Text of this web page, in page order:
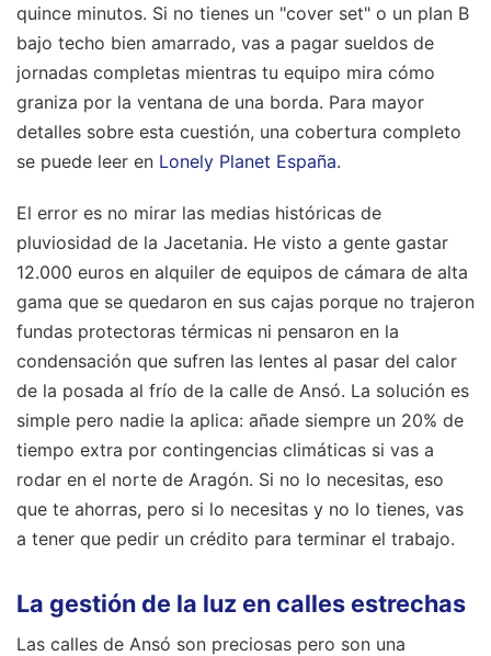
quince minutos. Si no tienes un "cover set" o un plan B
bajo techo bien amarrado, vas a pagar sueldos de
jornadas completas mientras tu equipo mira cómo
graniza por la ventana de una borda. Para mayor
detalles sobre esta cuestión, una cobertura completo
se puede leer en Lonely Planet España.
El error es no mirar las medias históricas de
pluviosidad de la Jacetania. He visto a gente gastar
12.000 euros en alquiler de equipos de cámara de alta
gama que se quedaron en sus cajas porque no trajeron
fundas protectoras térmicas ni pensaron en la
condensación que sufren las lentes al pasar del calor
de la posada al frío de la calle de Ansó. La solución es
simple pero nadie la aplica: añade siempre un 20% de
tiempo extra por contingencias climáticas si vas a
rodar en el norte de Aragón. Si no lo necesitas, eso
que te ahorras, pero si lo necesitas y no lo tienes, vas
a tener que pedir un crédito para terminar el trabajo.
La gestión de la luz en calles estrechas
Las calles de Ansó son preciosas pero son una